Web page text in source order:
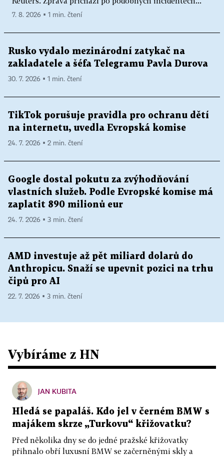
7. 8. 2026 ▪ 1 min. čtení
Rusko vydalo mezinárodní zatykač na
zakladatele a šéfa Telegramu Pavla Durova
30. 7. 2026 ▪ 1 min. čtení
TikTok porušuje pravidla pro ochranu dětí
na internetu, uvedla Evropská komise
24. 7. 2026 ▪ 2 min. čtení
Google dostal pokutu za zvýhodňování
vlastních služeb. Podle Evropské komise má
zaplatit 890 milionů eur
24. 7. 2026 ▪ 3 min. čtení
AMD investuje až pět miliard dolarů do
Anthropicu. Snaží se upevnit pozici na trhu
čipů pro AI
22. 7. 2026 ▪ 3 min. čtení
Vybíráme z HN
JAN KUBITA
Hledá se papaláš. Kdo jel v černém BMW s
majákem skrze „Turkovu“ křižovatku?
Před několika dny se do jedné pražské křižovatky
přihnalo obří luxusní BMW se začerněnými skly a